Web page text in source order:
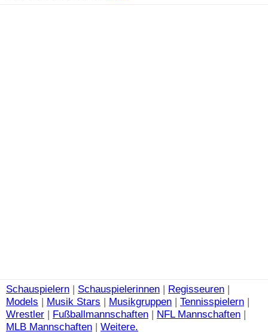
Schauspielern | Schauspielerinnen | Regisseuren |
Models | Musik Stars | Musikgruppen | Tennisspielern |
Wrestler | Fußballmannschaften | NFL Mannschaften |
MLB Mannschaften | Weitere.